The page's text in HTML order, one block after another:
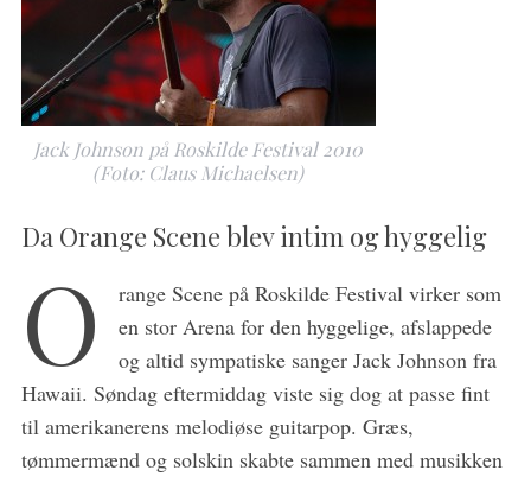
Jack Johnson på Roskilde Festival 2010
(Foto: Claus Michaelsen)
Da Orange Scene blev intim og hyggelig
O
range Scene på Roskilde Festival virker som
en stor Arena for den hyggelige, afslappede
og altid sympatiske sanger Jack Johnson fra
Hawaii. Søndag eftermiddag viste sig dog at passe fint
til amerikanerens melodiøse guitarpop. Græs,
tømmermænd og solskin skabte sammen med musikken
S